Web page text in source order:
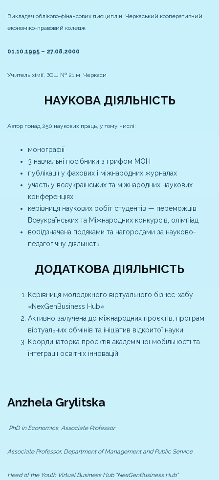
Викладач обліково-фінансових дисциплін, Черкаський кооперативний
економіко-правовий коледж
01.10.1995 – 27.08.2000
Учитель хімії, ЗОШ № 21 м. Черкаси
НАУКОВА ДІЯЛЬНІСТЬ
Автор понад 250 наукових праць, у тому числі:
монографії
3 навчальні посібники з грифом МОН
публікації у фахових і міжнародних журналах
участь у всеукраїнських та міжнародних наукових
конференціях
керівниця наукових робіт студентів — переможців
Всеукраїнських та Міжнародних конкурсів, олімпіад
в00ідзначена подяками та нагородами за науково-
педагогічну діяльність
ДОДАТКОВА ДІЯЛЬНІСТЬ
Керівниця молодіжного віртуального бізнес-хабу
«NexGenBusiness Hub»
Активно залучена до міжнародних проєктів, програм
віртуальних обмінів та ініціатив відкритої науки
Координаторка проєктів академічної мобільності та
інтеграції освітніх інновацій
Anzhela Grylitska
PhD in Economics, Associate Professor
Associate Professor, Department of Management and Public Service
Head of the Youth Virtual Business Hub “NexGenBusiness Hub”